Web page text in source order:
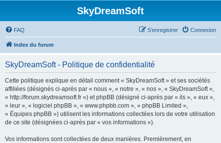
SkyDreamSoft
FAQ Connexion
S’enregistrer
Index du forum
SkyDreamSoft - Politique de confidentialité
Cette politique explique en détail comment « SkyDreamSoft » et ses sociétés
affiliées (désignés ci-après par « nous », « notre », « nos », « SkyDreamSoft »,
« http://forum.skydreamsoft.fr ») et phpBB (désigné ci-après par « ils », « eux »,
« leur », « logiciel phpBB », « www.phpbb.com », « phpBB Limited »,
« Équipes phpBB ») utilisent les informations collectées lors de votre utilisation
de ce site (désignées ci-après par « vos informations »).
Vos informations sont collectées de deux manières. Premièrement, en